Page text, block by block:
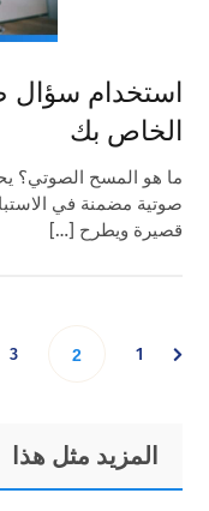
استخدام سؤال
الخاص بك
ما هو المسح الصوتي؟
صوتية مضمنة في
قصيرة ويطرح […]
Go
page
1
Go
page
2
Go
3
Primary
Sidebar
Footer
المزيد مثل هذا